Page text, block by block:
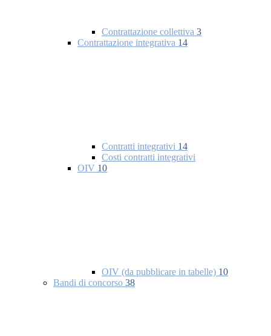
Contrattazione collettiva 3
Contrattazione integrativa 14
Contratti integrativi 14
Costi contratti integrativi
OIV 10
OIV (da pubblicare in tabelle) 10
Bandi di concorso 38